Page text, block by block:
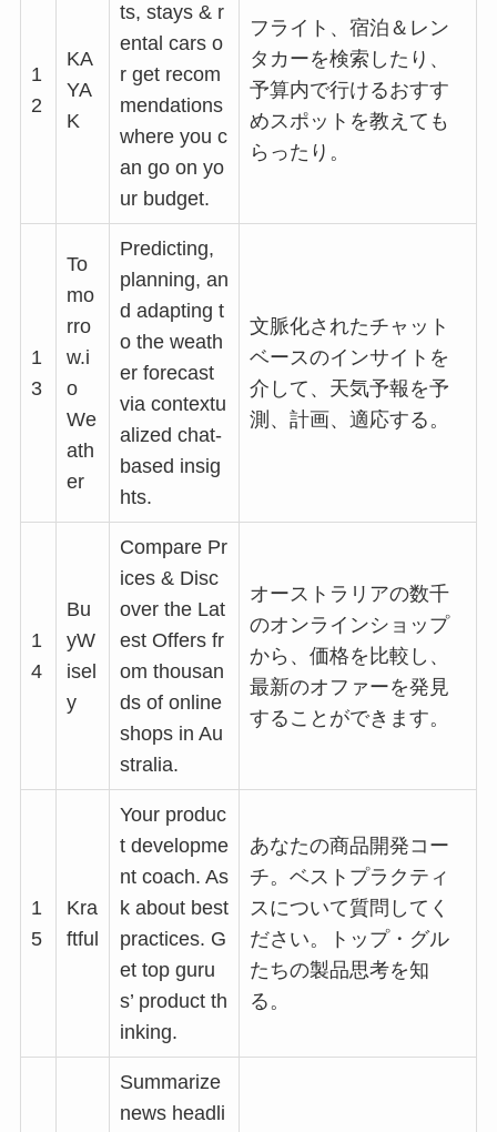
1
2
KA
YA
K
ts, stays & r
ental cars o
r get recom
mendations
where you c
an go on yo
ur budget.
フライト、宿泊＆レン
タカーを検索したり、
予算内で行けるおすす
めスポットを教えても
らったり。
1
3
To
mo
rro
w.i
o
We
ath
er
Predicting,
planning, an
d adapting t
o the weath
er forecast
via contextu
alized chat-
based insig
hts.
文脈化されたチャット
ベースのインサイトを
介して、天気予報を予
測、計画、適応する。
1
4
Bu
yW
isel
y
Compare Pr
ices & Disc
over the Lat
est Offers fr
om thousan
ds of online
shops in Au
stralia.
オーストラリアの数千
のオンラインショップ
から、価格を比較し、
最新のオファーを発見
することができます。
1
5
Kra
ftful
Your produc
t developme
nt coach. As
k about best
practices. G
et top guru
s’ product th
inking.
あなたの商品開発コー
チ。ベストプラクティ
スについて質問してく
ださい。トップ・グル
たちの製品思考を知
る。
Summarize
news headli